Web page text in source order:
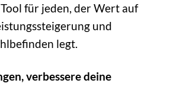
für jeden, der Wert auf
und
legt.
verbessere deine